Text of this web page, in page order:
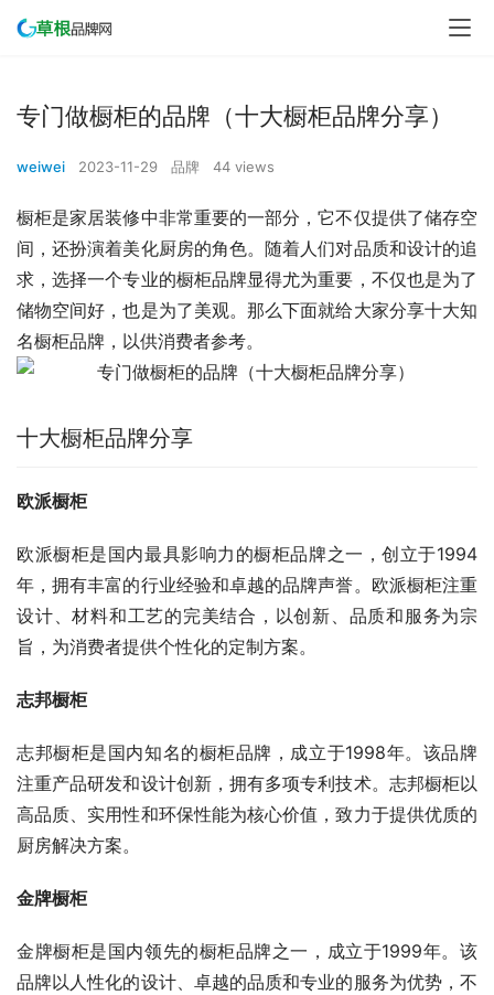
专门做橱柜的品牌（十大橱柜品牌分享）
weiwei 2023-11-29 品牌 44 views
橱柜是家居装修中非常重要的一部分，它不仅提供了储存空
间，还扮演着美化厨房的角色。随着人们对品质和设计的追
求，选择一个专业的橱柜品牌显得尤为重要，不仅也是为了
储物空间好，也是为了美观。那么下面就给大家分享十大知
名橱柜品牌，以供消费者参考。
十大橱柜品牌分享
欧派橱柜
欧派橱柜是国内最具影响力的橱柜品牌之一，创立于1994
年，拥有丰富的行业经验和卓越的品牌声誉。欧派橱柜注重
设计、材料和工艺的完美结合，以创新、品质和服务为宗
旨，为消费者提供个性化的定制方案。
志邦橱柜
志邦橱柜是国内知名的橱柜品牌，成立于1998年。该品牌
注重产品研发和设计创新，拥有多项专利技术。志邦橱柜以
高品质、实用性和环保性能为核心价值，致力于提供优质的
厨房解决方案。
金牌橱柜
金牌橱柜是国内领先的橱柜品牌之一，成立于1999年。该
品牌以人性化的设计、卓越的品质和专业的服务为优势，不